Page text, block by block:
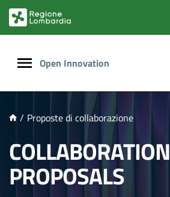
PRINCIPALE
Open Innovation
/ Proposte di collaborazione
COLLABORATION
PROPOSALS